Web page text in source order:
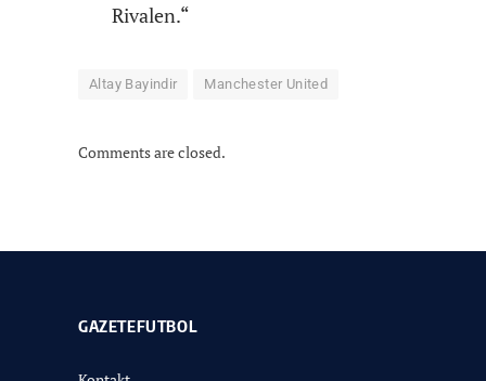
Rivalen.“
Altay Bayindir Manchester United
Comments are closed.
GAZETEFUTBOL